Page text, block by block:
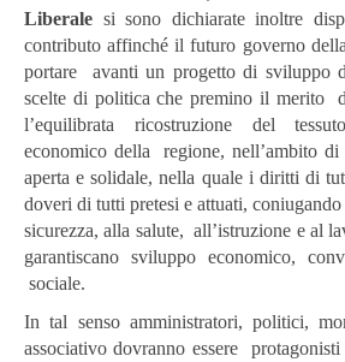
Liberale si sono dichiarate inoltre
contributo affinché il futuro governo
portare avanti un progetto di sviluppo
scelte di politica che premino il merito
l’equilibrata ricostruzione del
economico della regione, nell’ambito di
aperta e solidale, nella quale i diritti di
doveri di tutti pretesi e attuati,
sicurezza, alla salute, all’istruzione e al
garantiscano sviluppo economico,
sociale.
In tal senso amministratori, politici,
associativo dovranno essere